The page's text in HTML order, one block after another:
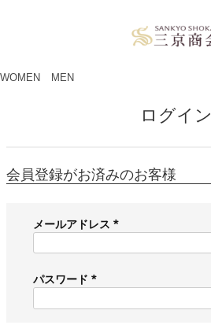
WOMEN MEN
ログイン
会員登録がお済みのお客様
メールアドレス
必
)
パスワード
必